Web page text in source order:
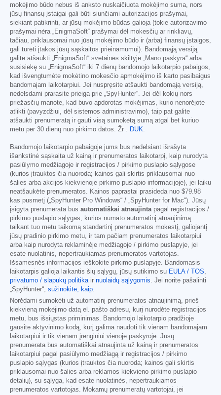
mokėjimo būdo nebus iš anksto nuskaičiuota mokėjimo suma, nors
jūsų finansų įstaigai gali būti siunčiami autorizacijos prašymai,
siekiant patikrinti, ar jūsų mokėjimo būdas galioja (tokie autorizavimo
prašymai nėra „EnigmaSoft“ prašymai dėl mokesčių ar rinkliavų,
tačiau, priklausomai nuo jūsų mokėjimo būdo ir (arba) finansų įstaigos,
gali turėti įtakos jūsų sąskaitos prieinamumui). Bandomąją versiją
galite atšaukti „EnigmaSoft“ svetainės skiltyje „Mano paskyra“ arba
susisiekę su „EnigmaSoft“ iki 7 dienų bandomojo laikotarpio pabaigos,
kad išvengtumėte mokėtino mokesčio apmokėjimo iš karto pasibaigus
bandomajam laikotarpiui. Jei nuspręsite atšaukti bandomąją versiją,
nedelsdami prarasite prieigą prie „SpyHunter“. Jei dėl kokių nors
priežasčių manote, kad buvo apdorotas mokėjimas, kurio nenorėjote
atlikti (pavyzdžiui, dėl sistemos administravimo), taip pat galite
atšaukti prenumeratą ir gauti visą sumokėtą sumą atgal bet kuriuo
metu per 30 dienų nuo pirkimo datos. Žr .
DUK
Bandomojo laikotarpio pabaigoje jums bus nedelsiant išrašyta
išankstinė sąskaita už kainą ir prenumeratos laikotarpį, kaip nurodyta
pasiūlymo medžiagoje ir registracijos / pirkimo puslapio sąlygose
(kurios įtrauktos čia nuoroda; kainos gali skirtis priklausomai nuo
šalies arba akcijos kiekvienoje pirkimo puslapio informacijoje), jei laiku
neatšaukėte prenumeratos. Kainos paprastai prasideda nuo $79.98
kas pusmetį („SpyHunter Pro Windows“ / „SpyHunter for Mac“). Jūsų
įsigyta prenumerata bus automatiškai atnaujinta pagal registracijos /
pirkimo puslapio sąlygas, kurios numato automatinį atnaujinimą
taikant tuo metu taikomą standartinį prenumeratos mokestį, galiojantį
jūsų pradinio pirkimo metu, ir tam pačiam prenumeratos laikotarpiui
arba kaip nurodyta reklaminėje medžiagoje / pirkimo puslapyje, jei
esate nuolatinis, nepertraukiamas prenumeratos vartotojas.
Išsamesnės informacijos ieškokite pirkimo puslapyje. Bandomasis
laikotarpis galioja laikantis šių sąlygų, jūsų sutikimo su EULA / TOS
privatumo / slapukų politika ir nuolaidų sąlygomis . Jei norite pašalinti
„SpyHunter“, sužinokite, kaip
Norėdami sumokėti už automatinį prenumeratos atnaujinimą, prieš
kiekvieną mokėjimo datą el. pašto adresu, kurį nurodėte registracijos
metu, bus išsiųstas priminimas. Bandomojo laikotarpio pradžioje
gausite aktyvinimo kodą, kurį galima naudoti tik vienam bandomajam
laikotarpiui ir tik vienam įrenginiui vienoje paskyroje. Jūsų
prenumerata bus automatiškai atnaujinta už kainą ir prenumeratos
laikotarpiui pagal pasiūlymo medžiagą ir registracijos / pirkimo
puslapio sąlygas (kurios įtrauktos čia nuoroda; kainos gali skirtis
priklausomai nuo šalies arba reklamos kiekvieno pirkimo puslapio
detalių), su sąlyga, kad esate nuolatinės, nepertraukiamos
prenumeratos vartotojas. Mokamų prenumeratų vartotojai, jei